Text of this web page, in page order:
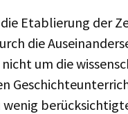
Etablierung der
die
um die